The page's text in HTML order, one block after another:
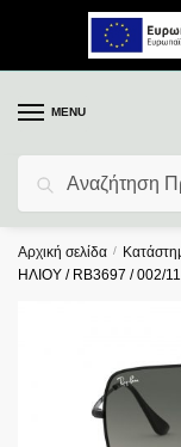
MENU
Αναζήτηση
Αρχική σελίδα /
ΗΛΙΟΥ / RB3697 / 002/